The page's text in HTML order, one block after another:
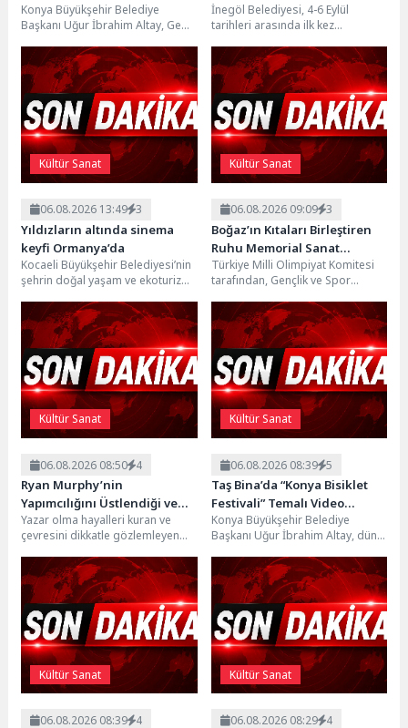
Final Turunda Öğrencilerin
Heyecanını Paylaştı
Konya Büyükşehir Belediye
Başkanı Uğur İbrahim Altay, Genç
Yarışması Final...
Çıkarıyor
İnegöl Belediyesi, 4-6 Eylül
tarihleri arasında ilk kez
Gastronomi Festivali” ile şehrin
zengin...
Kültür Sanat
06.08.2026 13:49 3
Yıldızların altında sinema
keyfi Ormanya’da
Kocaeli Büyükşehir Belediyesi’nin
şehrin doğal yaşam ve ekoturizm
“Gece Sineması” etkinliği
vatandaşlardan...
Kültür Sanat
06.08.2026 09:09 3
Boğaz’ın Kıtaları Birleştiren
Ruhu Memorial Sanat
Galerilerinde
Türkiye Milli Olimpiyat Komitesi
tarafından, Gençlik ve Spor
İstanbul Büyükşehir Belediyesi
ve...
Kültür Sanat
06.08.2026 08:50 4
Ryan Murphy’nin
Yapımcılığını Üstlendiği ve
Bret Easton Ellis’ın Çok Satan
Romanından Uyarlanan “The
Shards”, İlk İki Bölümüyle
Şimdi Sadece Disney+’ta
Yayında!
Yazar olma hayalleri kuran ve
çevresini dikkatle gözlemleyen
gizemli ve etkileyici...
Kültür Sanat
06.08.2026 08:39 5
Taş Bina’da “Konya Bisiklet
Festivali” Temalı Video
Mapping ve Drone Gösterisi
Yapıldı
Konya Büyükşehir Belediye
Başkanı Uğur İbrahim Altay, dün
Konya Bisiklet Festivali...
Kültür Sanat
06.08.2026 08:39 4
Kültür Sanat
06.08.2026 08:29 4